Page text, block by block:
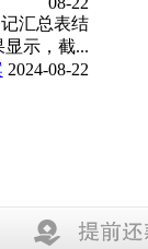
汇总表结
显示，截...
2024-08-22